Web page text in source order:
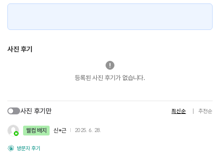
사진 후기
등록된 사진 후기가 없습니다.
사진 후기만 최신순 추천순
웰컴 배지 신*근 2025. 6. 28.
방문자 후기